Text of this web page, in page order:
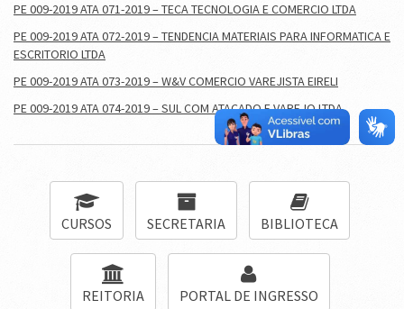
PE 009-2019 ATA 071-2019 – TECA TECNOLOGIA E COMERCIO LTDA
PE 009-2019 ATA 072-2019 – TENDENCIA MATERIAIS PARA INFORMATICA E
ESCRITORIO LTDA
PE 009-2019 ATA 073-2019 – W&V COMERCIO VAREJISTA EIRELI
PE 009-2019 ATA 074-2019 – SUL COM ATACADO E VAREJO LTDA
CURSOS SECRETARIA BIBLIOTECA
REITORIA PORTAL DE INGRESSO